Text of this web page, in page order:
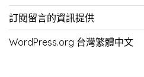
訂閱留言的資訊提供
WordPress.org 台灣繁體中文